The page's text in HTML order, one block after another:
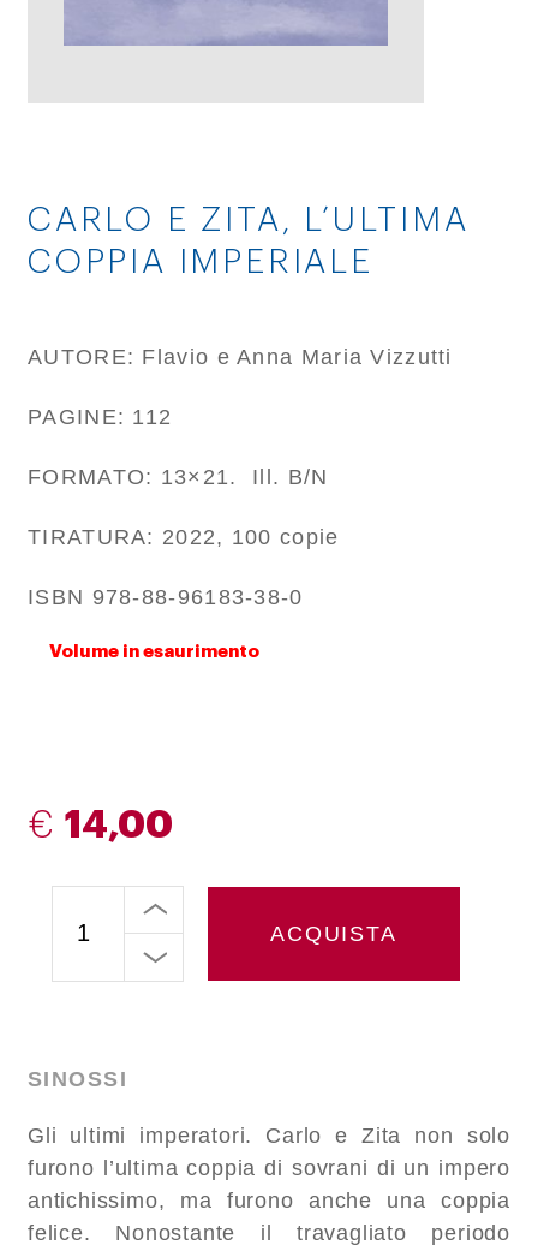
CARLO E ZITA, L’ULTIMA
COPPIA IMPERIALE
AUTORE: Flavio e Anna Maria Vizzutti
PAGINE: 112
FORMATO: 13×21. Ill. B/N
TIRATURA: 2022, 100 copie
ISBN 978-88-96183-38-0
Volume in esaurimento
€ 14,00
ACQUISTA
SINOSSI
Gli ultimi imperatori. Carlo e Zita non solo
furono l’ultima coppia di sovrani di un impero
antichissimo, ma furono anche una coppia
felice. Nonostante il travagliato periodo